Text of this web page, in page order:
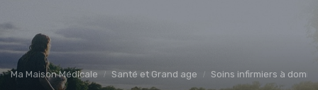
Ma Maison Médicale Santé et Grand age Soins infirmiers à